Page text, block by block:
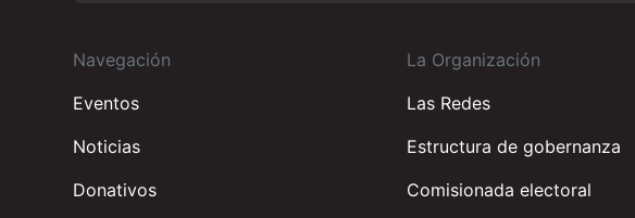
Navegación
Eventos
Noticias
Donativos
La Organización
Las Redes
Estructura de gobernanza
Comisionada electoral